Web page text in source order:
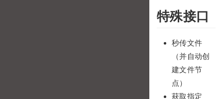
特殊接口
秒传文件
（并自动创
建文件节
点）
获取指定